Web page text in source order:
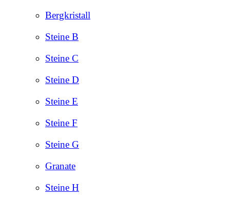
Bergkristall
Steine B
Steine C
Steine D
Steine E
Steine F
Steine G
Granate
Steine H